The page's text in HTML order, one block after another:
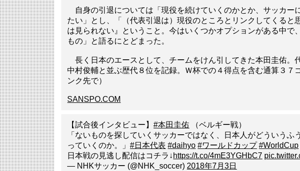
自身の引退については「現役を続けていくのかとか、サッカー
たい」とし、「（代表引退は）現役のところとリンクしてくると
は見られない』ということ。今はいくつかオプションがある中で
もの」と語るにとどまった。
長く日本のエースとして、チームをけん引してきた本田圭佑。
中村俊輔と並ぶ歴代８位を記録。Ｗ杯での４得点を含む通算３７
ンク先で）
SANSPO.COM
【試合後インタビュー】#本田圭佑 （ベルギー戦）
「ないものを探していくサッカーではなく、日本人がどういう
っていくのか。」#日本代表 #daihyo #ワールドカップ #WorldCup
日本戦の見逃し配信はコチラ↓ https://t.co/4mE3YGHbC7
— NHKサッカー (@NHK_soccer) 2018年7月3日